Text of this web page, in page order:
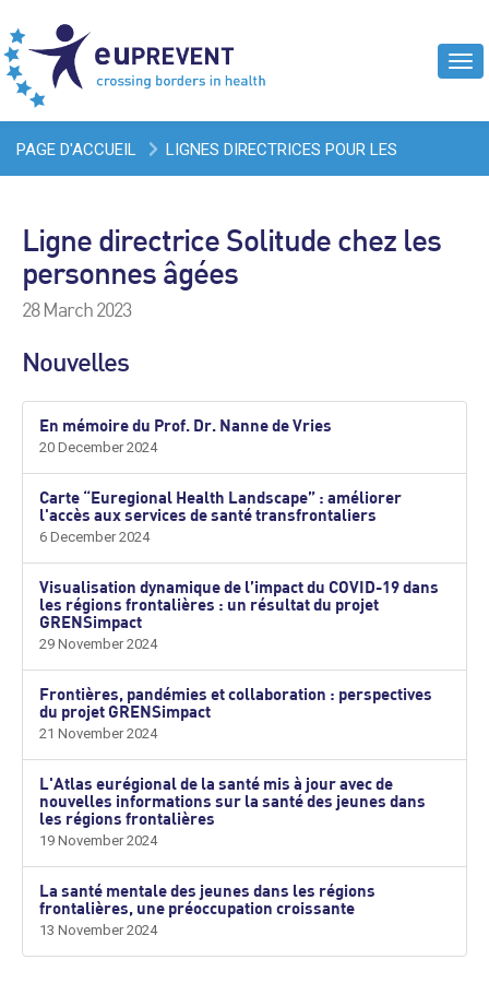
PAGE D'ACCUEIL LIGNES DIRECTRICES POUR LES
PERSONNES ÂGÉES
Ligne directrice Solitude chez les
personnes âgées
28 March 2023
Nouvelles
En mémoire du Prof. Dr. Nanne de Vries
20 December 2024
Carte “Euregional Health Landscape” : améliorer
l'accès aux services de santé transfrontaliers
6 December 2024
Visualisation dynamique de l’impact du COVID-19 dans
les régions frontalières : un résultat du projet
GRENSimpact
29 November 2024
Frontières, pandémies et collaboration : perspectives
du projet GRENSimpact
21 November 2024
L'Atlas eurégional de la santé mis à jour avec de
nouvelles informations sur la santé des jeunes dans
les régions frontalières
19 November 2024
La santé mentale des jeunes dans les régions
frontalières, une préoccupation croissante
13 November 2024